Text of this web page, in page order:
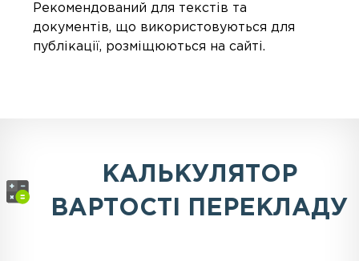
Рекомендований для текстів та
документів, що використовуються для
публікації, розміщюються на сайті.
КАЛЬКУЛЯТОР
ВАРТОСТІ ПЕРЕКЛАДУ